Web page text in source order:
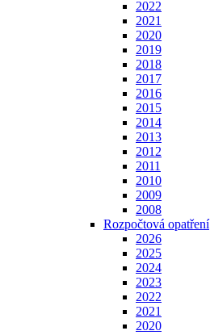
2022
2021
2020
2019
2018
2017
2016
2015
2014
2013
2012
2011
2010
2009
2008
Rozpočtová opatření
2026
2025
2024
2023
2022
2021
2020